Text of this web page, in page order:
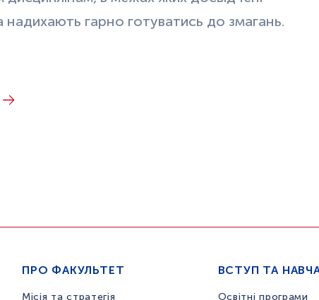
гарно готуватись до змагань.
ПРО ФАКУЛЬТЕТ
Місія та стратегія
ВСТУП ТА
Освітні програми